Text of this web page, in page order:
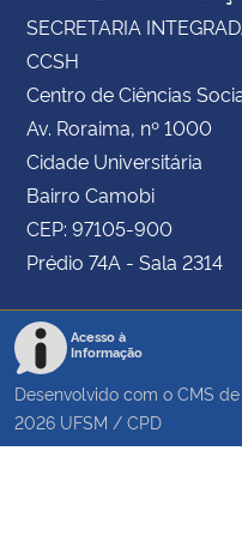
SECRETARIA
CCSH
Centro de Ciências
Av. Roraima, nº 1000
Cidade Universitária
Bairro Camobi
CEP: 97105-900
Prédio 74A - Sala 2314
Acesso à
Informação
Desenvolvido com o CMS
2026 UFSM / CPD